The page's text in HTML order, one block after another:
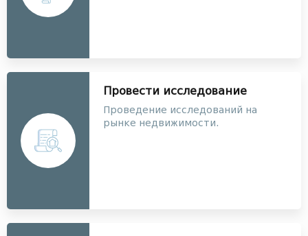
Провести исследование
Проведение исследований на
рынке недвижимости.